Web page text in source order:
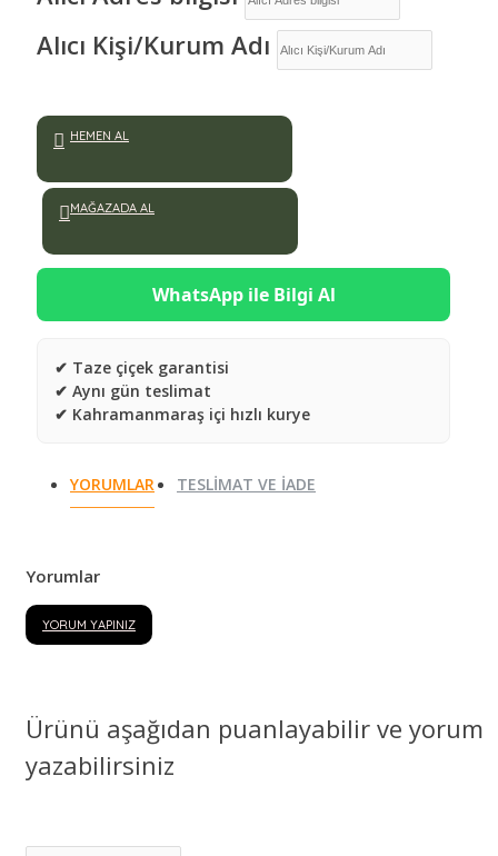
Alıcı Kişi/Kurum Adı
HEMEN AL
MAĞAZADA AL
WhatsApp ile Bilgi Al
✔ Taze çiçek garantisi
✔ Aynı gün teslimat
✔ Kahramanmaraş içi hızlı kurye
YORUMLAR TESLIMAT VE İADE
Yorumlar
YORUM YAPINIZ
Ürünü aşağıdan puanlayabilir ve yorum
yazabilirsiniz